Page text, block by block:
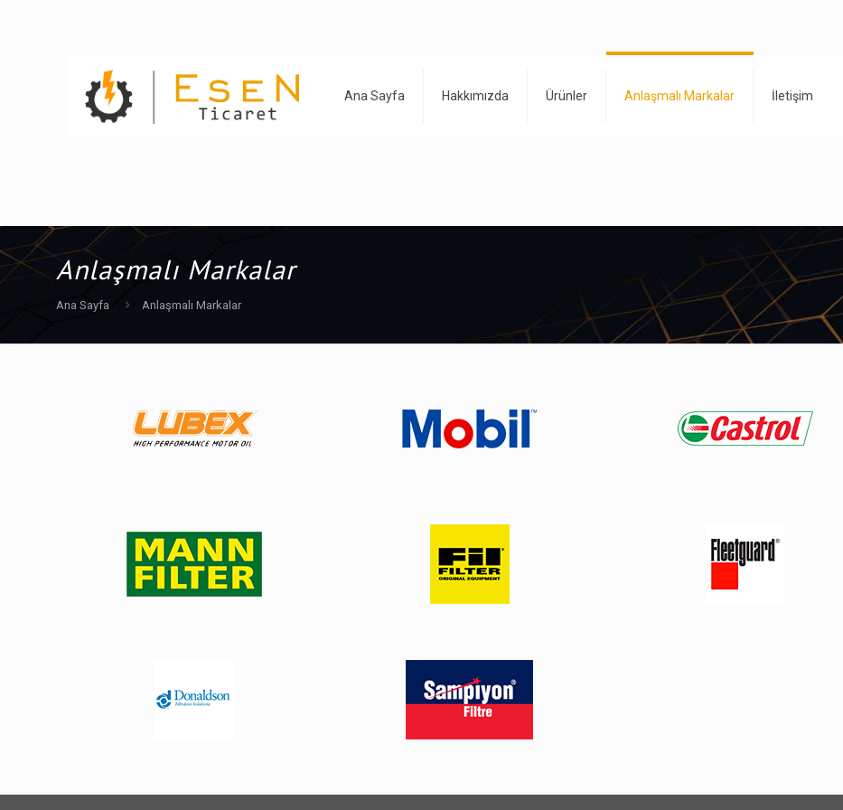
Ana Sayfa Hakkımızda Ürünler Anlaşmalı Markalar İletişim
Anlaşmalı Markalar
Ana Sayfa Anlaşmalı Markalar